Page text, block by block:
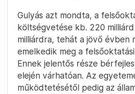
Gulyás azt mondta, a
költségvetése kb. 220
milliárdra, tehát a jövő évben
emelkedik meg a
Ennek jelentős része
elején várhatóan. Az
működtetésétől pedig az